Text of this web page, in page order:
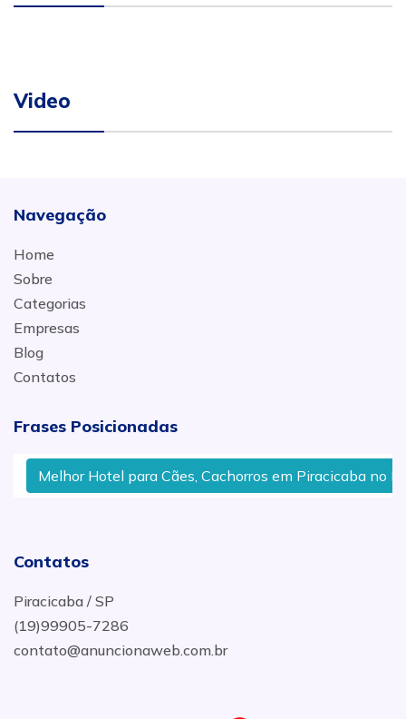
Video
Navegação
Home
Sobre
Categorias
Empresas
Blog
Contatos
Frases Posicionadas
Melhor Hotel para Cães, Cachorros em Piracicaba no
Contatos
Piracicaba / SP
(19)99905-7286
contato@anuncionaweb.com.br